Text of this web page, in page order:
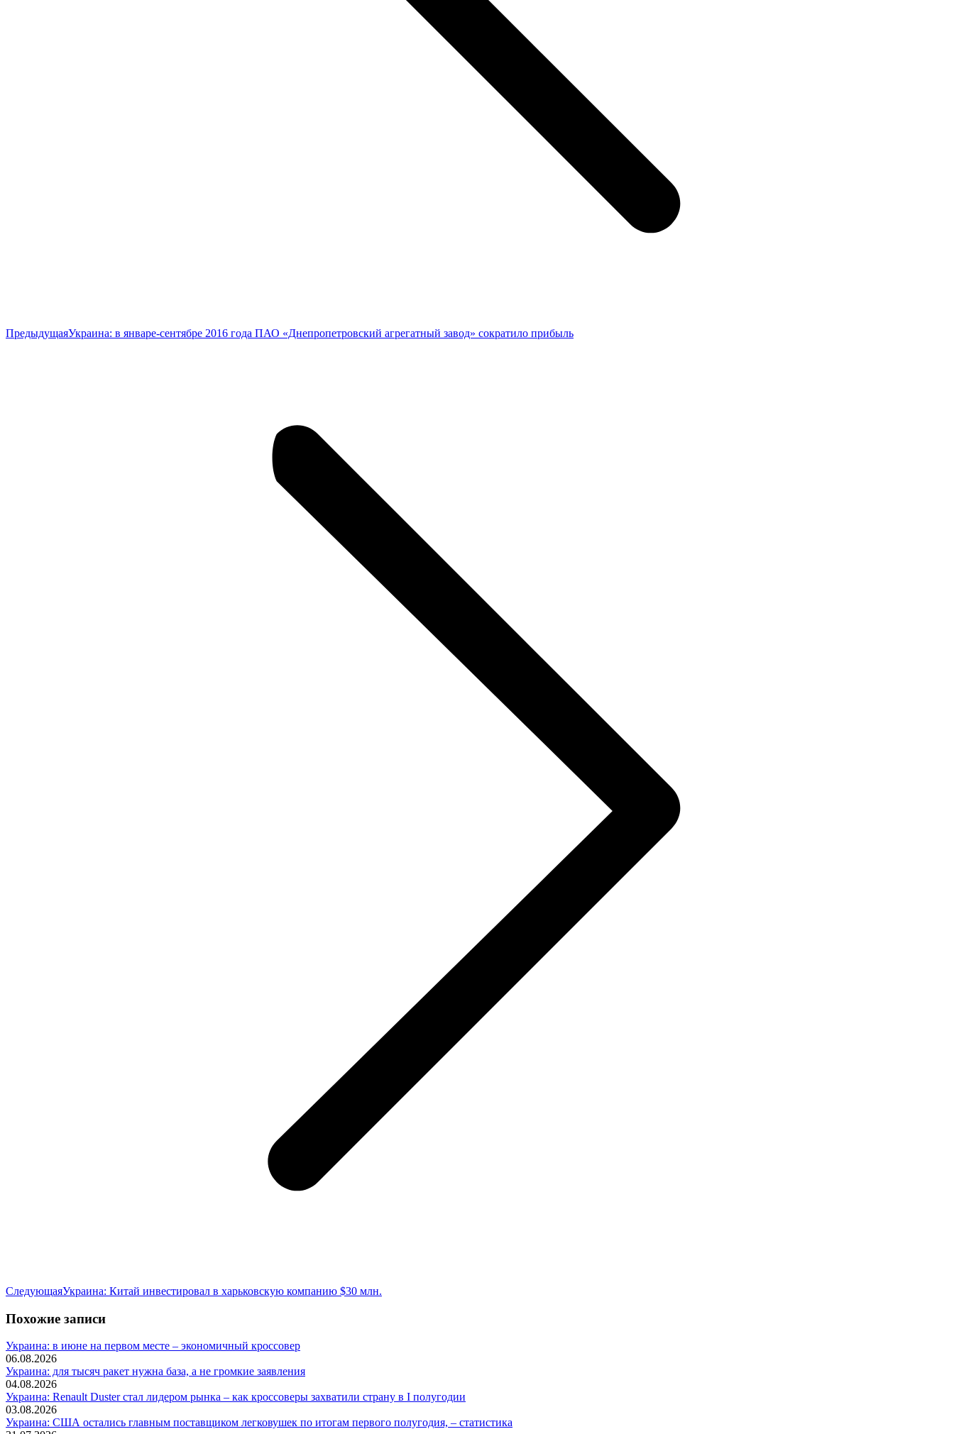
ПредыдущаяПредыдущая
Украина: в январе-сентябре 2016 года ПАО «Днепропетровский агрегатный завод» сократило прибыль
СледующаяСледующая
Украина: Китай инвестировал в харьковскую компанию $30 млн.
Похожие записи
Украина: в июне на первом месте – экономичный кроссовер
06.08.2026
Украина: для тысяч ракет нужна база, а не громкие заявления
04.08.2026
Украина: Renault Duster стал лидером рынка – как кроссоверы захватили страну в I полугодии
03.08.2026
Украина: США остались главным поставщиком легковушек по итогам первого полугодия, – статистика